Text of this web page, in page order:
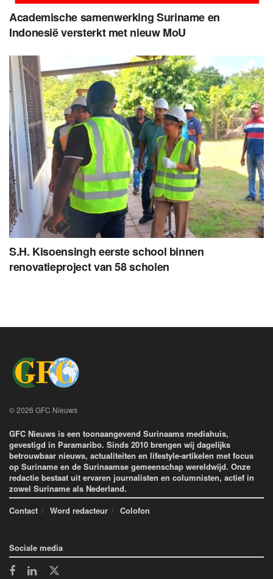
Academische samenwerking Suriname en
Indonesië versterkt met nieuw MoU
S.H. Kisoensingh eerste school binnen
renovatieproject van 58 scholen
© 2026 GFC Nieuws
GFC Nieuws is een toonaangevend Surinaams mediahuis,
gevestigd in Paramaribo. Sinds 2010 brengen wij dagelijks
betrouwbaar nieuws, actualiteiten en lifestyle-artikelen met focus
op Suriname en de Surinaamse gemeenschap wereldwijd. Onze
redactie bestaat uit ervaren journalisten en columnisten, actief in
zowel Suriname als Nederland.
Contact
Word redacteur Colofon
Sociale media